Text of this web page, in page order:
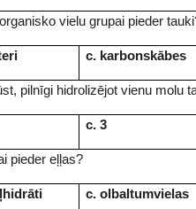
vielu grupai pieder
c. karbonskābes
pilnīgi hidrolizējot vienu molu
c. 3
pieder eļļas?
c. olbaltumvielas